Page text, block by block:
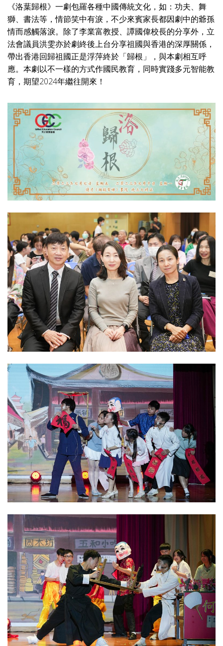
《洛葉歸根》一劇包羅各種中國傳統文化，如：功夫、舞
獅、書法等，情節笑中有淚，不少來賓家長都因劇中的爺孫
情而感觸落淚。除了李業富教授、譚國偉校長的分享外，立
法會議員洪雯亦於劇終後上台分享祖國與香港的深厚關係，
帶出香港回歸祖國正是浮萍終於「歸根」，與本劇相互呼
應。本劇以不一樣的方式作國民教育，同時實踐多元智能教
育，期望2024年繼往開來！